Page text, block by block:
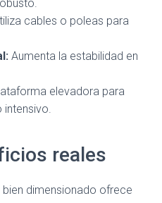
cables o poleas para
Aumenta la estabilidad en
elevadora para
reales
dimensionado ofrece